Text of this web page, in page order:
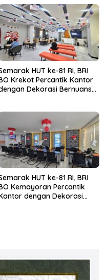
HUT ke-81 RI, BRI
Krekot Percantik Kantor
Dekorasi Bernuansa
HUT ke-81 RI, BRI
Kemayoran Percantik
dengan Dekorasi